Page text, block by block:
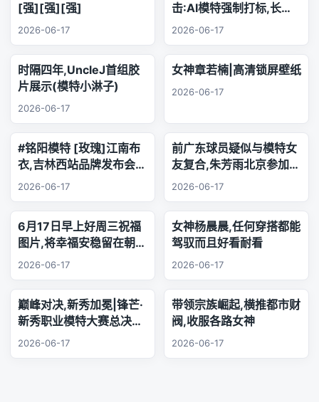
[强][强][强]
2026-06-17
击:AI模特强制打标,长标
题时代正式终结
2026-06-17
时隔四年,UncleJ首组胶
片展示(模特小淋子)
2026-06-17
女神章若楠|高清锁屏壁纸
2026-06-17
#铭阳模特 [玫瑰]江南布
衣,吉林西站品牌发布会..
乐器演奏
2026-06-17
前广东球员疑似与模特女
友复合,朱芳雨北京参加品
牌活动,王少杰韩国游玩
2026-06-17
6月17日早上好周三祝福
图片,将幸福安稳留在朝夕
身旁,把珍贵友谊珍藏心
欢声笑语陪伴每日日常.
2026-06-17
女神杨晨晨,任何穿搭都能
驾驭而且好看耐看
2026-06-17
巅峰对决,新秀加冕|锋芒·
新秀职业模特大赛总决赛,
三幕秀场演绎极致美学
2026-06-17
带领宗族崛起,横推都市财
阀,收服各路女神
2026-06-17